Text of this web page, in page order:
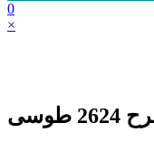
0
×